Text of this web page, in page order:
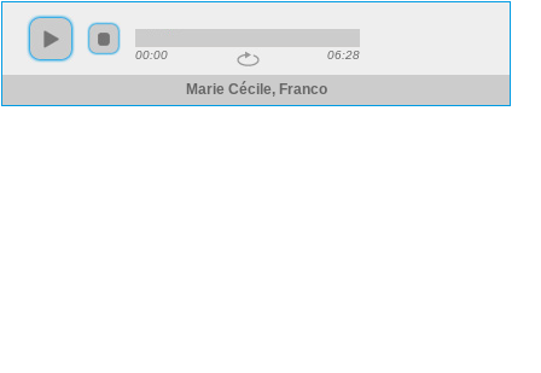
00:00 06:28
Marie Cécile, Franco